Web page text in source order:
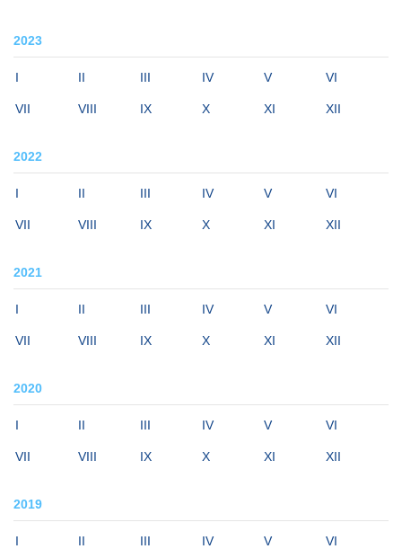
2023
I II III IV V VI
VII VIII IX X XI XII
2022
I II III IV V VI
VII VIII IX X XI XII
2021
I II III IV V VI
VII VIII IX X XI XII
2020
I II III IV V VI
VII VIII IX X XI XII
2019
I II III IV V VI